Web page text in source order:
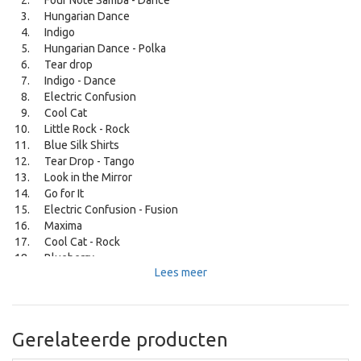
Hungarian Dance
Indigo
Hungarian Dance - Polka
Tear drop
Indigo - Dance
Electric Confusion
Cool Cat
Little Rock - Rock
Blue Silk Shirts
Tear Drop - Tango
Look in the Mirror
Go for It
Electric Confusion - Fusion
Maxima
Cool Cat - Rock
Blueberry
Step on It
Techno Trill - Techno
Look in the Mirror - Pop
Lees meer
Gerelateerde producten